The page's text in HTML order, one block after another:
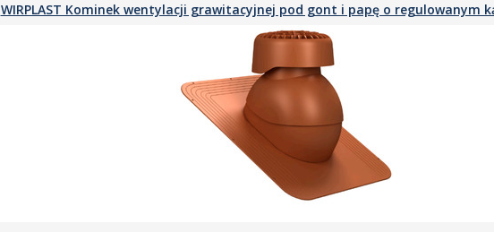
WIRPLAST Kominek wentylacji grawitacyjnej pod gont i papę o regulowanym